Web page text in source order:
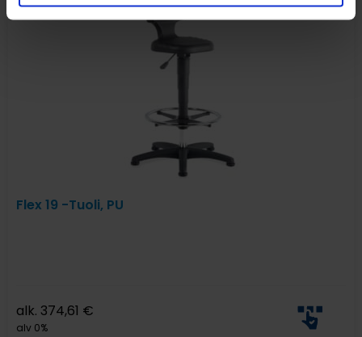
Flex 19 -Tuoli, PU
alk. 374,61 €
alv 0%